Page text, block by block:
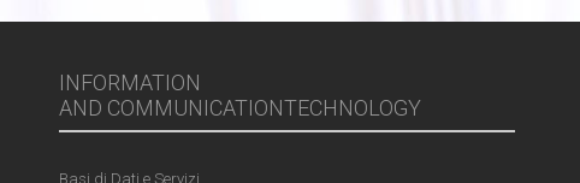
INFORMATION
AND COMMUNICATIONTECHNOLOGY
Basi di Dati e Servizi